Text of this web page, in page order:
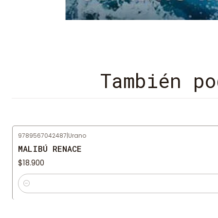
También
9789567042487|Urano
MALIBÚ RENACE
$18.900
Cantidad